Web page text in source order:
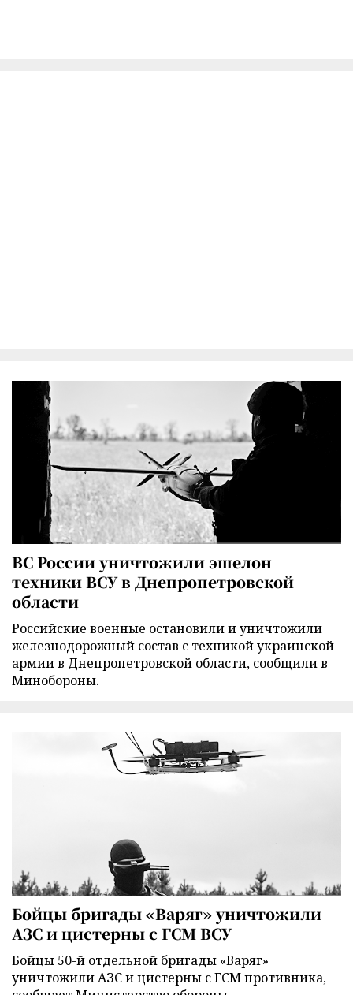
ВС России уничтожили эшелон
техники ВСУ в Днепропетровской
области
Российские военные остановили и уничтожили
железнодорожный состав с техникой украинской
армии в Днепропетровской области, сообщили в
Минобороны.
Бойцы бригады «Варяг» уничтожили
АЗС и цистерны с ГСМ ВСУ
Бойцы 50-й отдельной бригады «Варяг»
уничтожили АЗС и цистерны с ГСМ противника,